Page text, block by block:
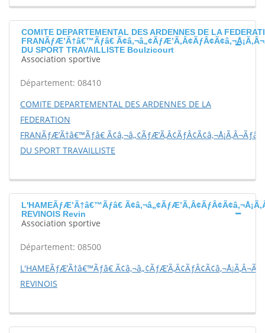
COMITE DEPARTEMENTAL DES ARDENNES DE LA
FRANÃƒÆ’Ã†â€™Ãƒâ€
DU SPORT TRAVAILLISTE Boulzicourt
Association sportive
Département: 08410
COMITE DEPARTEMENTAL DES ARDENNES DE LA
FEDERATION
FRANÃƒÆ’Ã†â€™Ãƒâ€
DU SPORT TRAVAILLISTE
L'HAMEÃƒÆ’Ã†â€™Ãƒâ€
REVINOIS Revin
Association sportive
Département: 08500
L'HAMEÃƒÆ’Ã†â€™Ãƒâ€
REVINOIS